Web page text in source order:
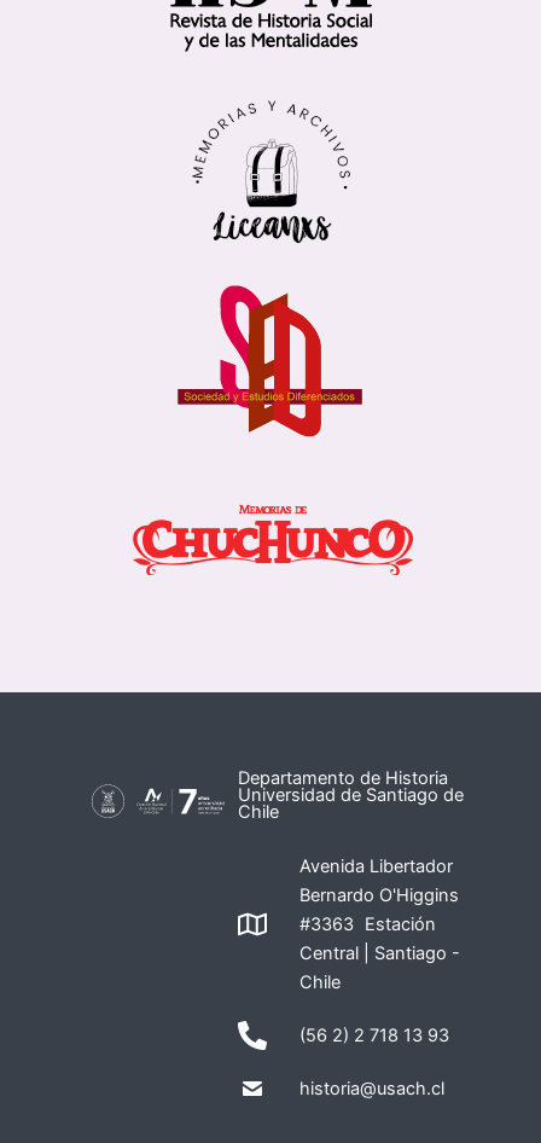
Departamento de Historia
Universidad de Santiago de
Chile
Avenida Libertador
Bernardo O'Higgins
#3363 Estación
Central | Santiago -
Chile
(56 2) 2 718 13 93
historia@usach.cl